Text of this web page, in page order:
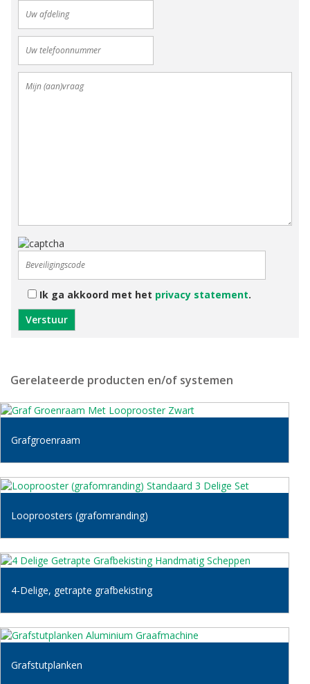
Ik ga akkoord met het privacy statement.
Gerelateerde producten en/of systemen
Grafgroenraam
Looproosters (grafomranding)
4-Delige, getrapte grafbekisting
Grafstutplanken